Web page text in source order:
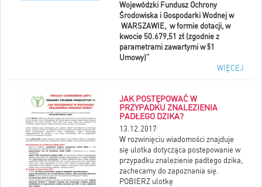
Wojewódzki Fundusz Ochrony
Środowiska i Gospodarki Wodnej w
WARSZAWIE, w formie dotacji, w
kwocie 50.679,51 zł (zgodnie z
parametrami zawartymi w §1
Umowy)”
WIĘCEJ
JAK POSTĘPOWAĆ W
PRZYPADKU ZNALEZIENIA
PADŁEGO DZIKA?
13.12.2017
W rozwinięciu wiadomości znajduje
się ulotka dotycząca postepowanie w
przypadku znalezienie padłego dzika,
zachecamy do zapoznania się.
POBIERZ ulotkę